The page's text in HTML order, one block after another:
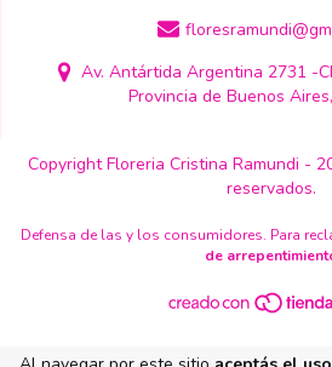
Av. Antártida Argentina 2731 -
Provincia de Buenos
Copyright Floreria Cristina Ramundi -
reservados.
Defensa de las y los consumidores. Para
de